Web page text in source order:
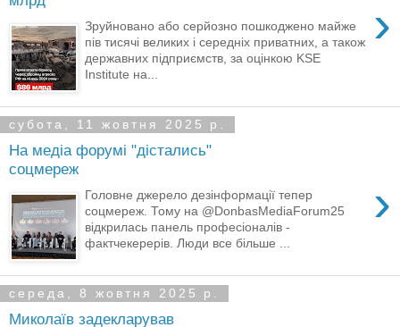
›
Зруйновано або серйозно пошкоджено майже
пів тисячі великих і середніх приватних, а також
державних підприємств, за оцінкою KSE
Institute на...
субота, 11 жовтня 2025 р.
На медіа форумі "дістались"
соцмереж
›
Головне джерело дезінформації тепер
соцмереж. Тому на @DonbasMediaForum25
відкрилась панель професіоналів -
фактчекерерів. Люди все більше ...
середа, 8 жовтня 2025 р.
Миколаїв задекларував